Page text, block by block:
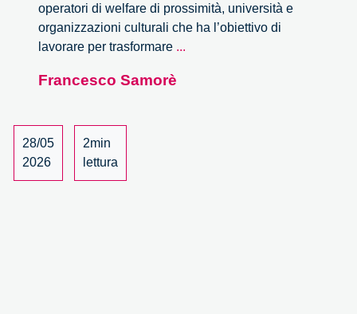
operatori di welfare di prossimità, università e
organizzazioni culturali che ha l’obiettivo di
lavorare per trasformare ...
Francesco Samorè
28/05
2026
2min
lettura